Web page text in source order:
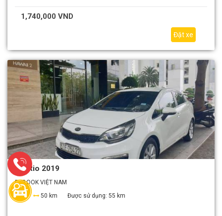
1,740,000 VND
Đặt xe
Kia Rio 2019
EZBOOK VIỆT NAM
4
50 km Được sử dụng: 55 km